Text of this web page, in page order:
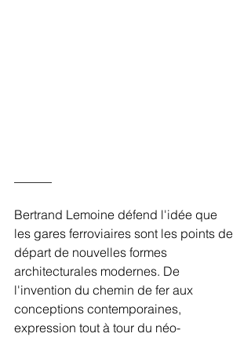
Bertrand Lemoine défend l'idée que
les gares ferroviaires sont les points de
départ de nouvelles formes
architecturales modernes. De
l'invention du chemin de fer aux
conceptions contemporaines,
expression tout à tour du néo-